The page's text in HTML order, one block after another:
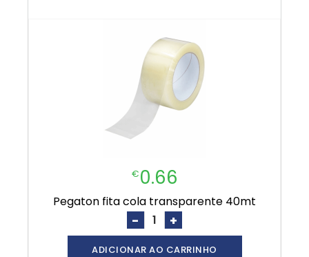
€0.66
pegaton fita cola transparente 40mt
- +
ADICIONAR AO CARRINHO